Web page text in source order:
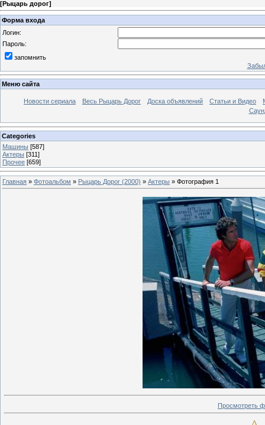
[Рыцарь дорог]
Форма входа
Логин:
Пароль:
запомнить
Меню сайта
Новости сериала Весь Рыцарь Дорог Доска объявлений Статьи и Видео
Categories
Машины [587]
Актеры [311]
Прочее [659]
Главная » Фотоальбом » Рыцарь Дорог (2000) » Актеры » Фотография 1
Просмотреть